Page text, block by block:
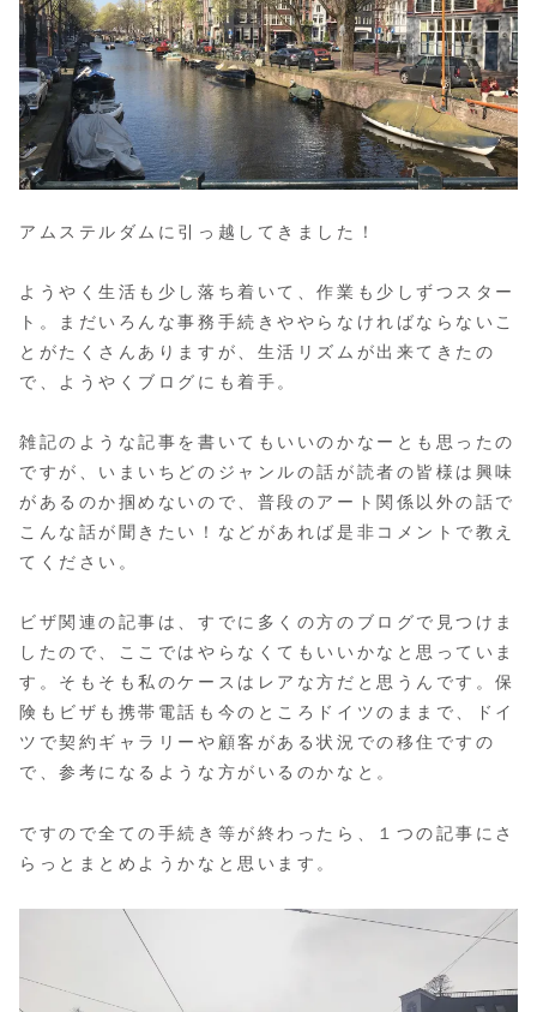
アムステルダムに引っ越してきました！
ようやく生活も少し落ち着いて、作業も少しずつスター
ト。まだいろんな事務手続きややらなければならないこ
とがたくさんありますが、生活リズムが出来てきたの
で、ようやくブログにも着手。
雑記のような記事を書いてもいいのかなーとも思ったの
ですが、いまいちどのジャンルの話が読者の皆様は興味
があるのか掴めないので、普段のアート関係以外の話で
こんな話が聞きたい！などがあれば是非コメントで教え
てください。
ビザ関連の記事は、すでに多くの方のブログで見つけま
したので、ここではやらなくてもいいかなと思っていま
す。そもそも私のケースはレアな方だと思うんです。保
険もビザも携帯電話も今のところドイツのままで、ドイ
ツで契約ギャラリーや顧客がある状況での移住ですの
で、参考になるような方がいるのかなと。
ですので全ての手続き等が終わったら、１つの記事にさ
らっとまとめようかなと思います。